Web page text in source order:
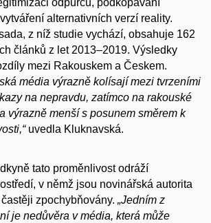
odpůrců, podkopávání
alternativních verzí reality.
z níž studie vychází, obsahuje 162
článků z let 2013–2019. Výsledky
mezi Rakouskem a Českem.
média výrazně kolísají mezi tvrzeními
na nepravdu, zatímco na rakouské
výrazně menší s posunem směrem k
uvedla Kluknavská.
tato proměnlivost odráží
v němž jsou novinářská autorita
zpochybňovány. „Jedním z
je nedůvěra v média, která může